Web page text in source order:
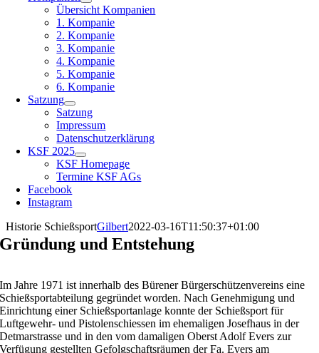
Übersicht Kompanien
1. Kompanie
2. Kompanie
3. Kompanie
4. Kompanie
5. Kompanie
6. Kompanie
Satzung
Satzung
Impressum
Datenschutzerklärung
KSF 2025
KSF Homepage
Termine KSF AGs
Facebook
Instagram
Historie SchießsportGilbert2022-03-16T11:50:37+01:00
Gründung und Entstehung
Im Jahre 1971 ist innerhalb des Bürener Bürgerschützenvereins eine
Schießsportabteilung gegründet worden. Nach Genehmigung und
Einrichtung einer Schießsportanlage konnte der Schießsport für
Luftgewehr- und Pistolenschiessen im ehemaligen Josefhaus in der
Detmarstrasse und in den vom damaligen Oberst Adolf Evers zur
Verfügung gestellten Gefolgschaftsräumen der Fa. Evers am